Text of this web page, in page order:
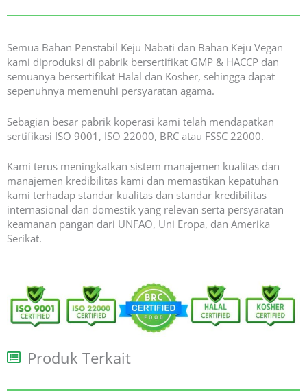
Semua Bahan Penstabil Keju Nabati dan Bahan Keju Vegan
kami diproduksi di pabrik bersertifikat GMP & HACCP dan
semuanya bersertifikat Halal dan Kosher, sehingga dapat
sepenuhnya memenuhi persyaratan agama.
Sebagian besar pabrik koperasi kami telah mendapatkan
sertifikasi ISO 9001, ISO 22000, BRC atau FSSC 22000.
Kami terus meningkatkan sistem manajemen kualitas dan
manajemen kredibilitas kami dan memastikan kepatuhan
kami terhadap standar kualitas dan standar kredibilitas
internasional dan domestik yang relevan serta persyaratan
keamanan pangan dari UNFAO, Uni Eropa, dan Amerika
Serikat.
Produk Terkait